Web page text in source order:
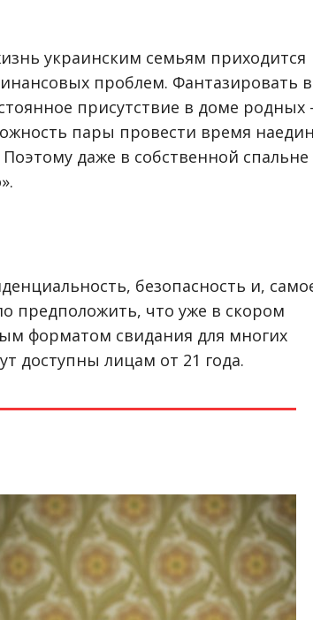
украинским семьям приходится
проблем. Фантазировать в
присутствие в доме родных
пары провести время
даже в собственной спальне
безопасность и,
предположить, что уже в скором
форматом свидания для многих
доступны лицам от 21 года.